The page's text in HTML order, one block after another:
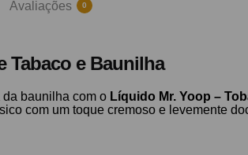
Avaliações 0
Tabaco e Baunilha
baunilha com o Líquido Mr. Yoop –
com um toque cremoso e levemente